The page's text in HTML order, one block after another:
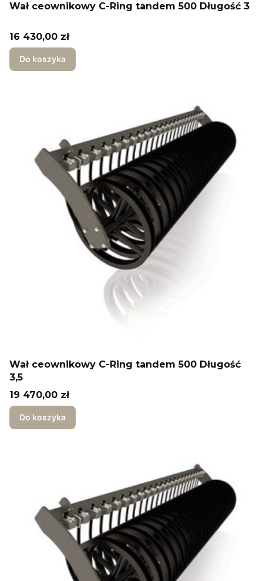
Wał ceownikowy C-Ring tandem 500 Długość 3
Cena
16 430,00 zł
Do koszyka
Wał ceownikowy C-Ring tandem 500 Długość
3,5
Cena
19 470,00 zł
Do koszyka